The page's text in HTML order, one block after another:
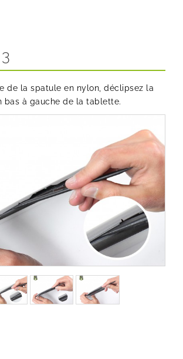
de la spatule en nylon, déclipsez la
bas à gauche de la tablette.